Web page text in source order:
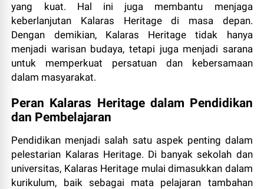
yang kuat. Hal ini juga membantu menjaga
keberlanjutan Kalaras Heritage di masa depan.
Dengan demikian, Kalaras Heritage tidak hanya
menjadi warisan budaya, tetapi juga menjadi sarana
untuk memperkuat persatuan dan kebersamaan
dalam masyarakat.
Peran Kalaras Heritage dalam Pendidikan
dan Pembelajaran
Pendidikan menjadi salah satu aspek penting dalam
pelestarian Kalaras Heritage. Di banyak sekolah dan
universitas, Kalaras Heritage mulai dimasukkan dalam
kurikulum, baik sebagai mata pelajaran tambahan